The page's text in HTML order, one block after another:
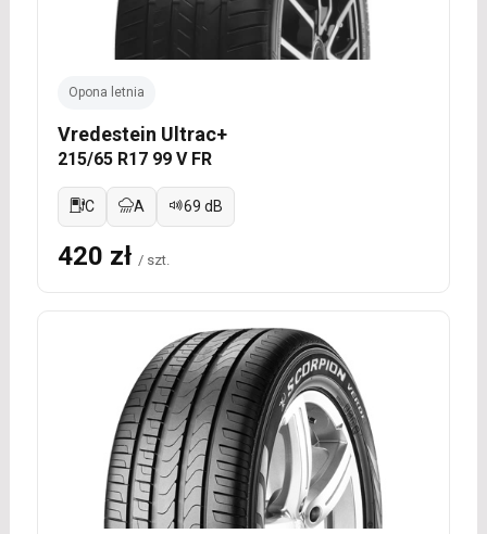
Opona letnia
Vredestein Ultrac+
215/65 R17 99 V FR
C A 69 dB
420 zł / szt.